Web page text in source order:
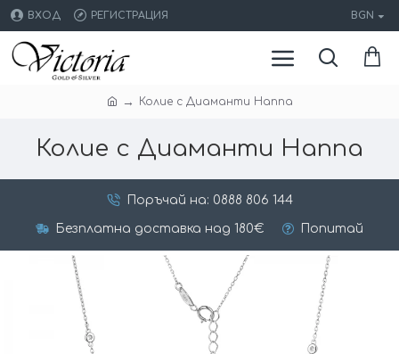
ВХОД РЕГИСТРАЦИЯ BGN
Колие с Диаманти Hanna
Колие с Диаманти Hanna
Поръчай на: 0888 806 144
Безплатна доставка над 180€ Попитай